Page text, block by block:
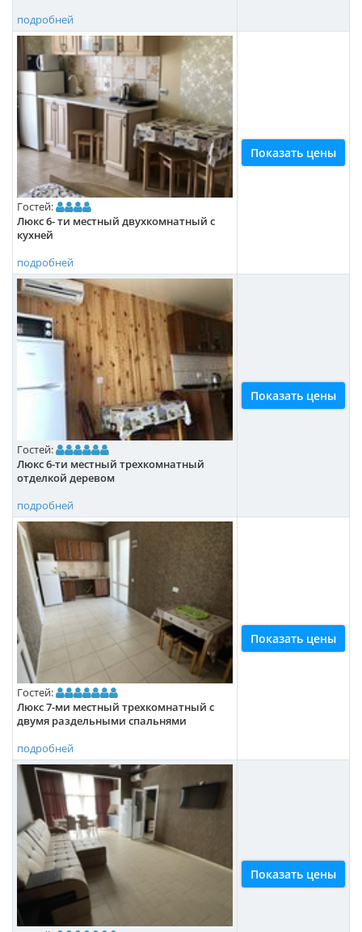
подробней
Гостей:
Люкс 6- ти местный двухкомнатный с
кухней
подробней
Показать цены
Гостей:
Люкс 6-ти местный трехкомнатный
отделкой деревом
подробней
Показать цены
Гостей:
Люкс 7-ми местный трехкомнатный с
двумя раздельными спальнями
подробней
Показать цены
Показать цены